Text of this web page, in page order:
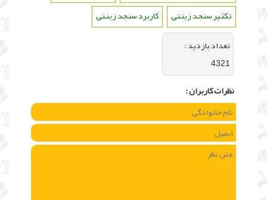
تکثیر سنجد زینتی
کاربرد سنجد زینتی
تعداد بازديد :
4321
نظرات كاربران :